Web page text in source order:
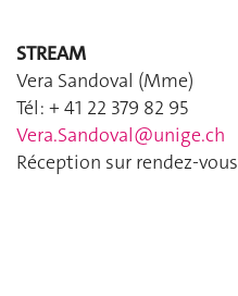
STREAM
Vera Sandoval (Mme)
Tél: + 41 22 379 82 95
Vera.Sandoval@unige.ch
Réception sur rendez-vous